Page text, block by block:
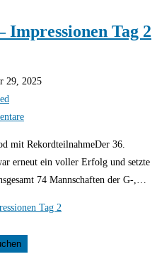
Impressionen Tag 2
29, 2025
mit RekordteilnahmeDer 36.
erneut ein voller Erfolg und setzte
74 Mannschaften der G-,…
Tag 2